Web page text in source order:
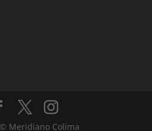
Meridiano Colima